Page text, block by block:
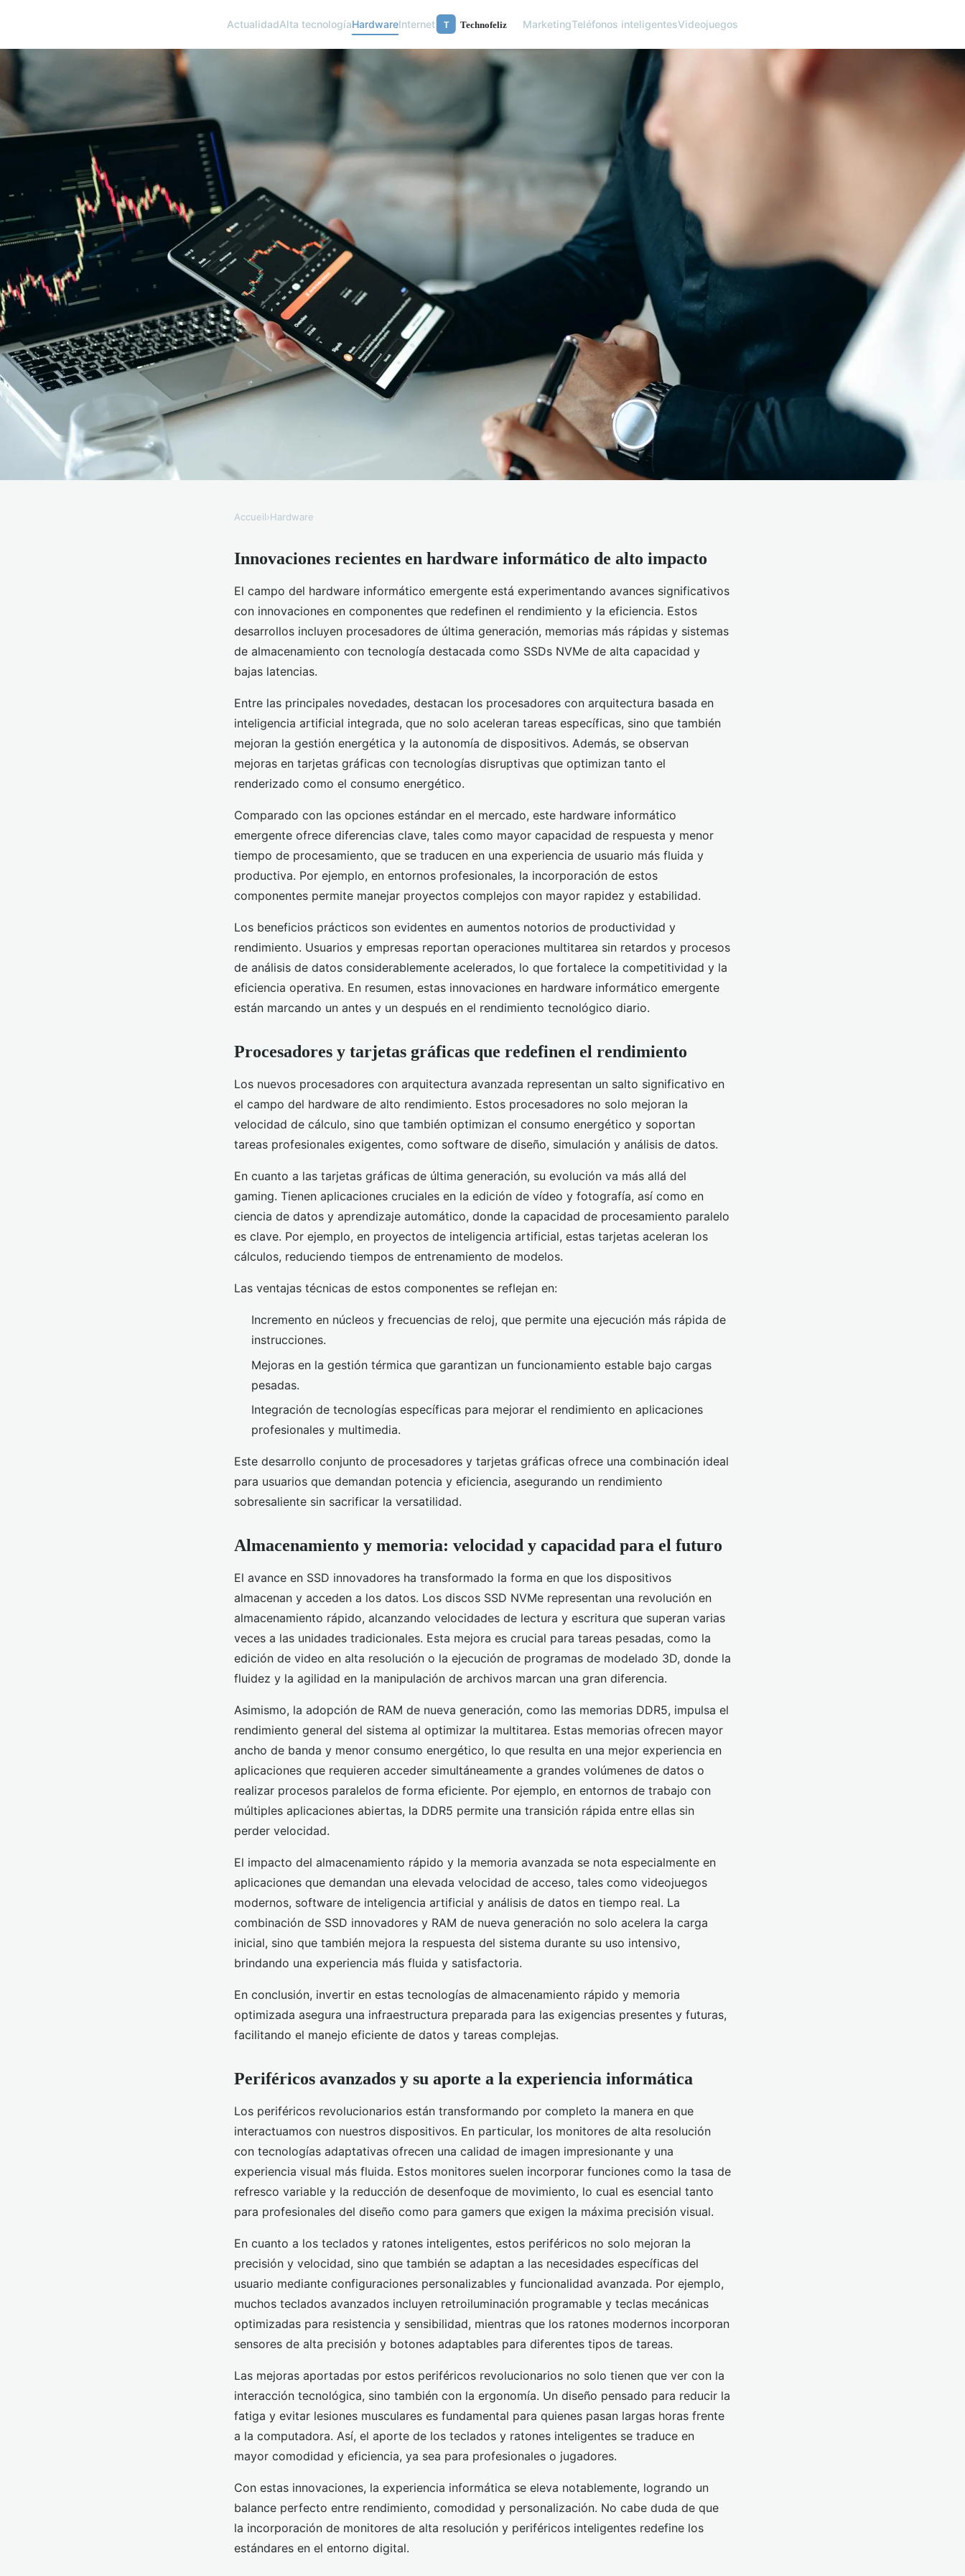
ActualidadAlta tecnologíaHardwareInternet MarketingTeléfonos inteligentesVideojuegos
Hardware Informático que Marcará la
6 min de lecture
Accueil›Hardware
Innovaciones recientes en hardware informático de alto impacto
El campo del hardware informático emergente está experimentando avances significativos
con innovaciones en componentes que redefinen el rendimiento y la eficiencia. Estos
desarrollos incluyen procesadores de última generación, memorias más rápidas y sistemas
de almacenamiento con tecnología destacada como SSDs NVMe de alta capacidad y
bajas latencias.
Entre las principales novedades, destacan los procesadores con arquitectura basada en
inteligencia artificial integrada, que no solo aceleran tareas específicas, sino que también
mejoran la gestión energética y la autonomía de dispositivos. Además, se observan
mejoras en tarjetas gráficas con tecnologías disruptivas que optimizan tanto el
renderizado como el consumo energético.
Comparado con las opciones estándar en el mercado, este hardware informático
emergente ofrece diferencias clave, tales como mayor capacidad de respuesta y menor
tiempo de procesamiento, que se traducen en una experiencia de usuario más fluida y
productiva. Por ejemplo, en entornos profesionales, la incorporación de estos
componentes permite manejar proyectos complejos con mayor rapidez y estabilidad.
Los beneficios prácticos son evidentes en aumentos notorios de productividad y
rendimiento. Usuarios y empresas reportan operaciones multitarea sin retardos y procesos
de análisis de datos considerablemente acelerados, lo que fortalece la competitividad y la
eficiencia operativa. En resumen, estas innovaciones en hardware informático emergente
están marcando un antes y un después en el rendimiento tecnológico diario.
Procesadores y tarjetas gráficas que redefinen el rendimiento
Los nuevos procesadores con arquitectura avanzada representan un salto significativo en
el campo del hardware de alto rendimiento. Estos procesadores no solo mejoran la
velocidad de cálculo, sino que también optimizan el consumo energético y soportan
tareas profesionales exigentes, como software de diseño, simulación y análisis de datos.
En cuanto a las tarjetas gráficas de última generación, su evolución va más allá del
gaming. Tienen aplicaciones cruciales en la edición de vídeo y fotografía, así como en
ciencia de datos y aprendizaje automático, donde la capacidad de procesamiento paralelo
es clave. Por ejemplo, en proyectos de inteligencia artificial, estas tarjetas aceleran los
cálculos, reduciendo tiempos de entrenamiento de modelos.
Las ventajas técnicas de estos componentes se reflejan en:
Incremento en núcleos y frecuencias de reloj, que permite una ejecución más rápida de
instrucciones.
Mejoras en la gestión térmica que garantizan un funcionamiento estable bajo cargas
pesadas.
Integración de tecnologías específicas para mejorar el rendimiento en aplicaciones
profesionales y multimedia.
Este desarrollo conjunto de procesadores y tarjetas gráficas ofrece una combinación ideal
para usuarios que demandan potencia y eficiencia, asegurando un rendimiento
sobresaliente sin sacrificar la versatilidad.
Almacenamiento y memoria: velocidad y capacidad para el futuro
El avance en SSD innovadores ha transformado la forma en que los dispositivos
almacenan y acceden a los datos. Los discos SSD NVMe representan una revolución en
almacenamiento rápido, alcanzando velocidades de lectura y escritura que superan varias
veces a las unidades tradicionales. Esta mejora es crucial para tareas pesadas, como la
edición de video en alta resolución o la ejecución de programas de modelado 3D, donde la
fluidez y la agilidad en la manipulación de archivos marcan una gran diferencia.
Asimismo, la adopción de RAM de nueva generación, como las memorias DDR5, impulsa el
rendimiento general del sistema al optimizar la multitarea. Estas memorias ofrecen mayor
ancho de banda y menor consumo energético, lo que resulta en una mejor experiencia en
aplicaciones que requieren acceder simultáneamente a grandes volúmenes de datos o
realizar procesos paralelos de forma eficiente. Por ejemplo, en entornos de trabajo con
múltiples aplicaciones abiertas, la DDR5 permite una transición rápida entre ellas sin
perder velocidad.
El impacto del almacenamiento rápido y la memoria avanzada se nota especialmente en
aplicaciones que demandan una elevada velocidad de acceso, tales como videojuegos
modernos, software de inteligencia artificial y análisis de datos en tiempo real. La
combinación de SSD innovadores y RAM de nueva generación no solo acelera la carga
inicial, sino que también mejora la respuesta del sistema durante su uso intensivo,
brindando una experiencia más fluida y satisfactoria.
En conclusión, invertir en estas tecnologías de almacenamiento rápido y memoria
optimizada asegura una infraestructura preparada para las exigencias presentes y futuras,
facilitando el manejo eficiente de datos y tareas complejas.
Periféricos avanzados y su aporte a la experiencia informática
Los periféricos revolucionarios están transformando por completo la manera en que
interactuamos con nuestros dispositivos. En particular, los monitores de alta resolución
con tecnologías adaptativas ofrecen una calidad de imagen impresionante y una
experiencia visual más fluida. Estos monitores suelen incorporar funciones como la tasa de
refresco variable y la reducción de desenfoque de movimiento, lo cual es esencial tanto
para profesionales del diseño como para gamers que exigen la máxima precisión visual.
En cuanto a los teclados y ratones inteligentes, estos periféricos no solo mejoran la
precisión y velocidad, sino que también se adaptan a las necesidades específicas del
usuario mediante configuraciones personalizables y funcionalidad avanzada. Por ejemplo,
muchos teclados avanzados incluyen retroiluminación programable y teclas mecánicas
optimizadas para resistencia y sensibilidad, mientras que los ratones modernos incorporan
sensores de alta precisión y botones adaptables para diferentes tipos de tareas.
Las mejoras aportadas por estos periféricos revolucionarios no solo tienen que ver con la
interacción tecnológica, sino también con la ergonomía. Un diseño pensado para reducir la
fatiga y evitar lesiones musculares es fundamental para quienes pasan largas horas frente
a la computadora. Así, el aporte de los teclados y ratones inteligentes se traduce en
mayor comodidad y eficiencia, ya sea para profesionales o jugadores.
Con estas innovaciones, la experiencia informática se eleva notablemente, logrando un
balance perfecto entre rendimiento, comodidad y personalización. No cabe duda de que
la incorporación de monitores de alta resolución y periféricos inteligentes redefine los
estándares en el entorno digital.